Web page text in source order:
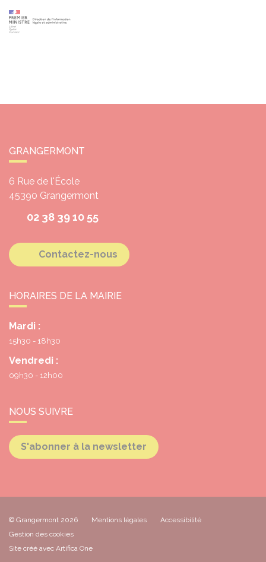
GRANGERMONT
6 Rue de l'École
45390 Grangermont
02 38 39 10 55
Contactez-nous
HORAIRES DE LA MAIRIE
Mardi :
15h30 - 18h30
Vendredi :
09h30 - 12h00
NOUS SUIVRE
S'abonner à la newsletter
© Grangermont 2026 Mentions légales
Accessibilité
Gestion des cookies
Site créé avec Artifica One